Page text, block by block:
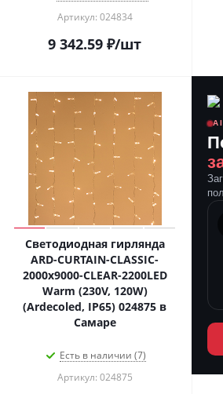
Артикул: 024834
9 342.59 ₽/шт
Светодиодная гирлянда
ARD-CURTAIN-CLASSIC-
2000x9000-CLEAR-2200LED
Warm (230V, 120W)
(Ardecoled, IP65) 024875 в
Самаре
Есть в наличии (7)
Артикул: 024875
ПОСЛЕ